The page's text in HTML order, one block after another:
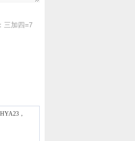
三加四=7
，